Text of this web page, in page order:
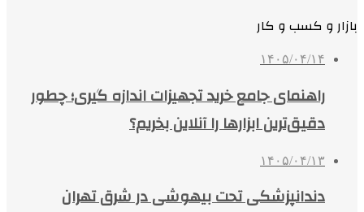
بازار و کسب و کار
۱۴۰۵/۰۴/۱۴
راهنمای جامع خرید تجهیزات اندازه گیری؛ چطور
دقیق‌ترین ابزارها را آنلاین بخریم؟
۱۴۰۵/۰۴/۱۳
دندانپزشکی تحت بیهوشی در شرق تهران